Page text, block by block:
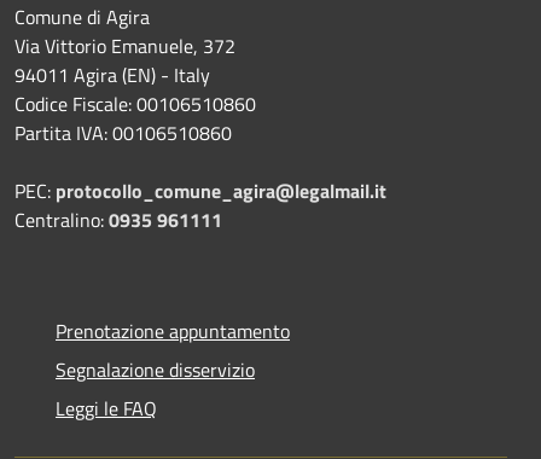
Comune di Agira
Via Vittorio Emanuele, 372
94011 Agira (EN) - Italy
Codice Fiscale: 00106510860
Partita IVA: 00106510860
PEC: protocollo_comune_agira@legalmail.it
Centralino:0935 961111
Prenotazione appuntamento
Segnalazione disservizio
Leggi le FAQ